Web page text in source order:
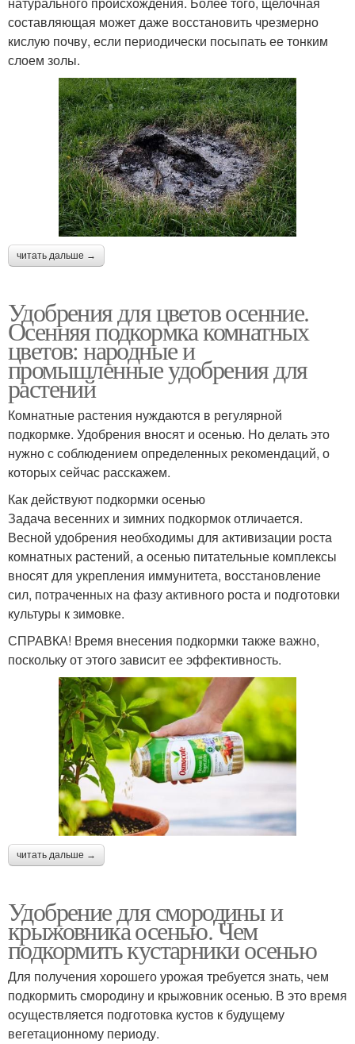
составляющая может даже восстановить чрезмерно
кислую почву, если периодически посыпать ее тонким
слоем золы.
читать дальше →
Удобрения для цветов осенние.
Осенняя подкормка комнатных
цветов: народные и
промышленные удобрения для
растений
Комнатные растения нуждаются в регулярной
подкормке. Удобрения вносят и осенью. Но делать это
нужно с соблюдением определенных рекомендаций, о
которых сейчас расскажем.
Как действуют подкормки осенью
Задача весенних и зимних подкормок отличается.
Весной удобрения необходимы для активизации роста
комнатных растений, а осенью питательные комплексы
вносят для укрепления иммунитета, восстановление
сил, потраченных на фазу активного роста и подготовки
культуры к зимовке.
СПРАВКА! Время внесения подкормки также важно,
поскольку от этого зависит ее эффективность.
читать дальше →
Удобрение для смородины и
крыжовника осенью. Чем
подкормить кустарники осенью
Для получения хорошего урожая требуется знать, чем
подкормить смородину и крыжовник осенью. В это время
осуществляется подготовка кустов к будущему
вегетационному периоду.